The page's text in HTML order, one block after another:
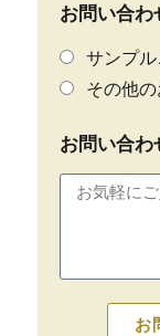
お問い合わ
サンプ
その他
お問い合わ
お